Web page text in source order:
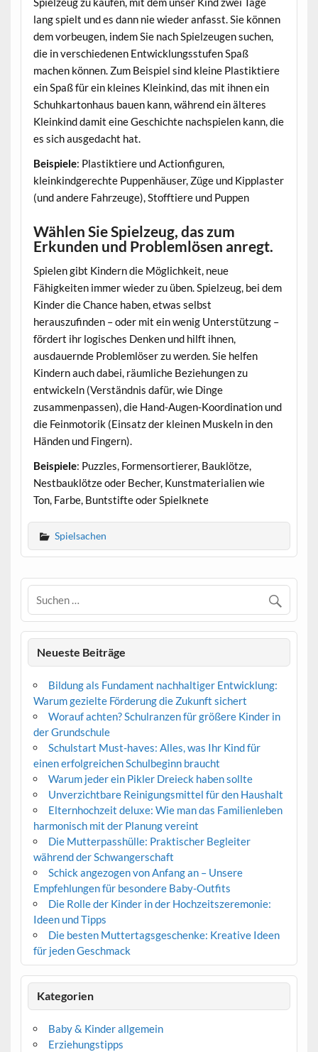
lang spielt und es dann nie wieder anfasst. Sie können
dem vorbeugen, indem Sie nach Spielzeugen suchen,
die in verschiedenen Entwicklungsstufen Spaß
machen können. Zum Beispiel sind kleine Plastiktiere
ein Spaß für ein kleines Kleinkind, das mit ihnen ein
Schuhkartonhaus bauen kann, während ein älteres
Kleinkind damit eine Geschichte nachspielen kann, die
es sich ausgedacht hat.
Beispiele: Plastiktiere und Actionfiguren,
kleinkindgerechte Puppenhäuser, Züge und Kipplaster
(und andere Fahrzeuge), Stofftiere und Puppen
Wählen Sie Spielzeug, das zum
Erkunden und Problemlösen anregt.
Spielen gibt Kindern die Möglichkeit, neue
Fähigkeiten immer wieder zu üben. Spielzeug, bei dem
Kinder die Chance haben, etwas selbst
herauszufinden – oder mit ein wenig Unterstützung –
fördert ihr logisches Denken und hilft ihnen,
ausdauernde Problemlöser zu werden. Sie helfen
Kindern auch dabei, räumliche Beziehungen zu
entwickeln (Verständnis dafür, wie Dinge
zusammenpassen), die Hand-Augen-Koordination und
die Feinmotorik (Einsatz der kleinen Muskeln in den
Händen und Fingern).
Beispiele: Puzzles, Formensortierer, Bauklötze,
Nestbauklötze oder Becher, Kunstmaterialien wie
Ton, Farbe, Buntstifte oder Spielknete
Spielsachen
Neueste Beiträge
Bildung als Fundament nachhaltiger Entwicklung:
Warum gezielte Förderung die Zukunft sichert
Worauf achten? Schulranzen für größere Kinder in
der Grundschule
Schulstart Must-haves: Alles, was Ihr Kind für
einen erfolgreichen Schulbeginn braucht
Warum jeder ein Pikler Dreieck haben sollte
Unverzichtbare Reinigungsmittel für den Haushalt
Elternhochzeit deluxe: Wie man das Familienleben
harmonisch mit der Planung vereint
Die Mutterpasshülle: Praktischer Begleiter
während der Schwangerschaft
Schick angezogen von Anfang an – Unsere
Empfehlungen für besondere Baby-Outfits
Die Rolle der Kinder in der Hochzeitszeremonie:
Ideen und Tipps
Die besten Muttertagsgeschenke: Kreative Ideen
für jeden Geschmack
Kategorien
Baby & Kinder allgemein
Erziehungstipps